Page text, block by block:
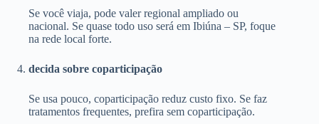
Se você viaja, pode valer regional ampliado ou
nacional. Se quase todo uso será em Ibiúna – SP, foque
na rede local forte.
decida sobre coparticipação
Se usa pouco, coparticipação reduz custo fixo. Se faz
tratamentos frequentes, prefira sem coparticipação.